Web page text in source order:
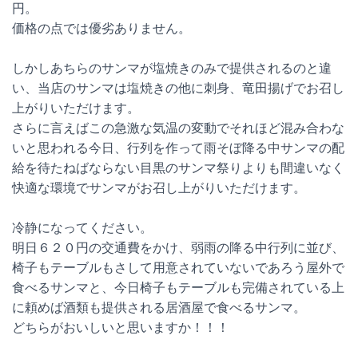
円。
価格の点では優劣ありません。
しかしあちらのサンマが塩焼きのみで提供されるのと違
い、当店のサンマは塩焼きの他に刺身、竜田揚げでお召し
上がりいただけます。
さらに言えばこの急激な気温の変動でそれほど混み合わな
いと思われる今日、行列を作って雨そぼ降る中サンマの配
給を待たねばならない目黒のサンマ祭りよりも間違いなく
快適な環境でサンマがお召し上がりいただけます。
冷静になってください。
明日６２０円の交通費をかけ、弱雨の降る中行列に並び、
椅子もテーブルもさして用意されていないであろう屋外で
食べるサンマと、今日椅子もテーブルも完備されている上
に頼めば酒類も提供される居酒屋で食べるサンマ。
どちらがおいしいと思いますか！！！